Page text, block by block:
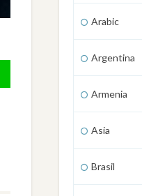
Arabic
Argentina
Armenia
Asia
Brasil